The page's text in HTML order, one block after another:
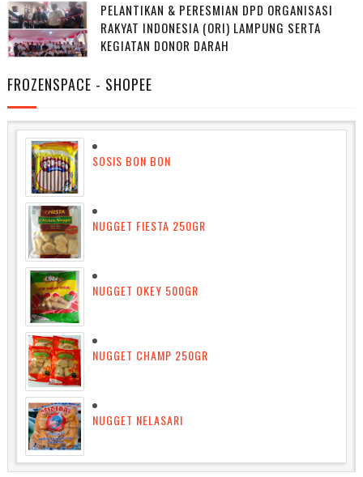
PELANTIKAN & PERESMIAN DPD ORGANISASI
RAKYAT INDONESIA (ORI) LAMPUNG SERTA
KEGIATAN DONOR DARAH
FROZENSPACE - SHOPEE
SOSIS BON BON
NUGGET FIESTA 250GR
NUGGET OKEY 500GR
NUGGET CHAMP 250GR
NUGGET NELASARI